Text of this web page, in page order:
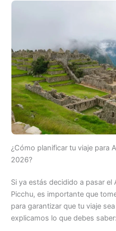
¿Cómo planificar tu viaje para
2026?
Si ya estás decidido a pasar
Picchu, es importante que
para garantizar que tu viaje
explicamos lo que debes saber: